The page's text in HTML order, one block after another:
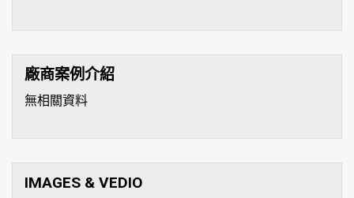
廠商案例介紹
無相關資料
IMAGES & VEDIO